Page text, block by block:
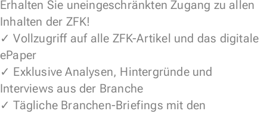
Erhalten Sie uneingeschränkten Zugang zu allen
Inhalten der ZFK!
✓ Vollzugriff auf alle ZFK-Artikel und das digitale
ePaper
✓ Exklusive Analysen, Hintergründe und
Interviews aus der Branche
✓ Tägliche Branchen-Briefings mit den